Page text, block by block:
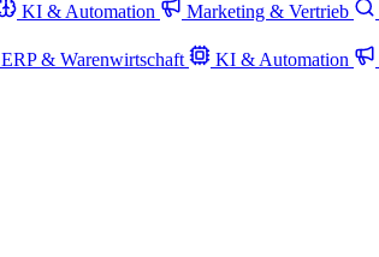
KI & Automation Marketing & Vertrieb
ERP & Warenwirtschaft KI & Automation